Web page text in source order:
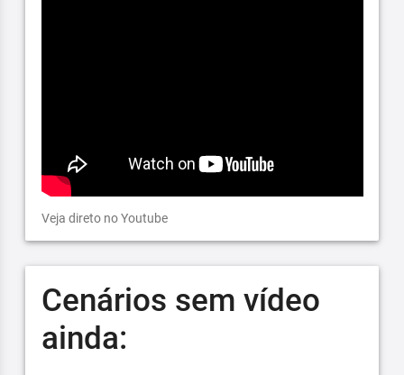
Veja direto no Youtube
Cenários sem vídeo
ainda: